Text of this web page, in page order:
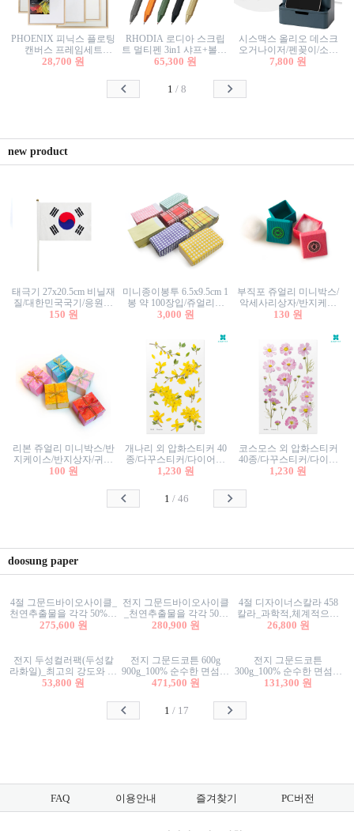
PHOENIX 피닉스 플로팅
캔버스 프레임세트
50x50cm/액자캔버스/인테
28,700 원
RHODIA 로디아 스크립
트 멀티펜 3in1 샤프+볼펜/
무광택 알루미늄 육각배
65,300 원
시스맥스 올리오 데스크
오거나이저/펜꽂이/소품
꽂이/소품함/정리함/수납
7,800 원
1 / 8
new product
태극기 27x20.5cm 비닐재
질/대한민국국기/응원깃
발/행사깃발
150 원
미니종이봉투 6.5x9.5cm 1
봉 약 100장입/쥬얼리봉
투/증명사진봉투/악세사
3,000 원
부직포 쥬얼리 미니박스/
악세사리상자/반지케이
스/반지상자/귀걸이상자/
130 원
리본 쥬얼리 미니박스/반
지케이스/반지상자/귀걸
이상자/귀걸이박스/악세
100 원
개나리 외 압화스티커 40
종/다꾸스티커/다이어리
꾸미기/꽃스티커/자연물
1,230 원
코스모스 외 압화스티커
40종/다꾸스티커/다이어
리꾸미기/꽃스티커/자연
1,230 원
1 /46
doosung paper
4절 그문드바이오사이클_
천연추출물을 각각 50%이
상 함유한 친환경그래픽
275,600 원
전지 그문드바이오사이클
_천연추출물을 각각 50%
이상 함유한 친환경그래
280,900 원
4절 디자이너스칼라 458
칼라_과학적,체계적으로
분류된 200색을 갖춘 색지
26,800 원
전지 두성컬러팩(두성칼
라화일)_최고의 강도와 평
활성을 지닌 다양한 컬러
53,800 원
전지 그문드코튼 600g
900g_100% 순수한 면섬유
로 만든 친환경프리미엄
471,500 원
전지 그문드코튼
300g_100% 순수한 면섬유
로 만든 친환경프리미엄
131,300 원
1 / 17
FAQ 이용안내 즐겨찾기 PC버전